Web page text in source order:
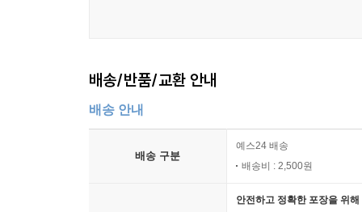
배송/반품/교환 안내
배송 안내
배송 구분
예스24 배송
배송비 : 2,500원
안전하고 정확한 포장을 위